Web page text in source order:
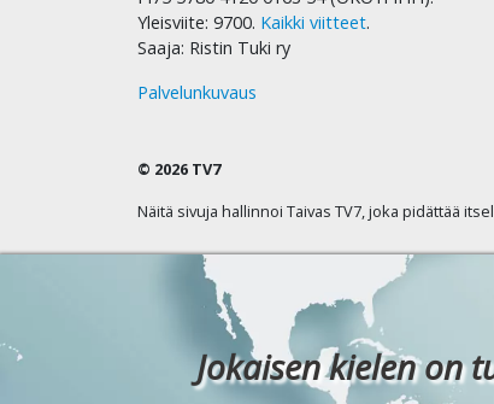
Yleisviite: 9700. Kaikki viitteet.
Saaja: Ristin Tuki ry
Palvelunkuvaus
© 2026 TV7
Näitä sivuja hallinnoi Taivas TV7, joka pidättää
Jokaisen kielen on